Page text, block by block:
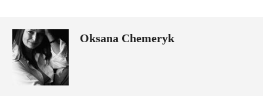
Oksana Chemeryk